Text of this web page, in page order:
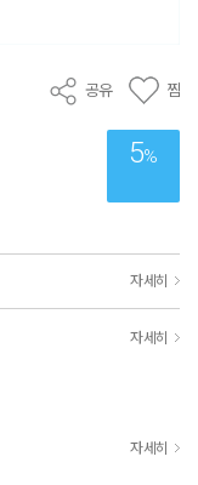
공유 찜
5%
자세히
자세히
자세히